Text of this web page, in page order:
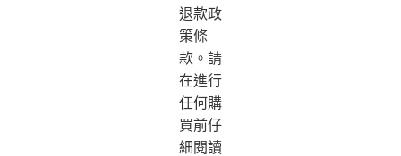
退款政
策條
款。請
在進行
任何購
買前仔
細閱讀